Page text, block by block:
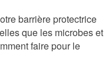
barrière protectrice
que les microbes et
faire pour le